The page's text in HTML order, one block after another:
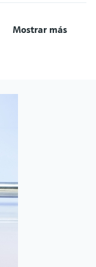
Mostrar más